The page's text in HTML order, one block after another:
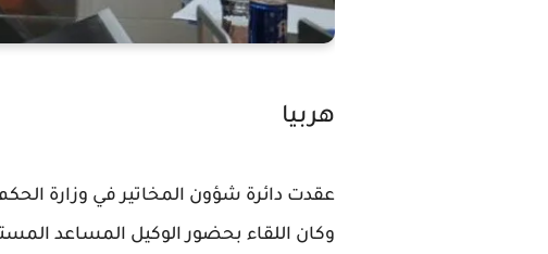
هربيا
عقدت دائرة شؤون المخاتير في وزارة
وكان اللقاء بحضور الوكيل المساعد